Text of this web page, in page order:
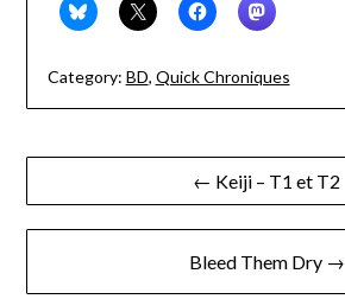
Category: BD, Quick Chroniques
Navigation
de
← Keiji – T1 et T2
Bleed Them Dry →